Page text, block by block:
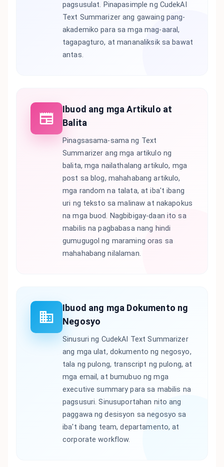
pagsusulat. Pinapasimple ng CudekAI
Text Summarizer ang gawaing pang-
akademiko para sa mga mag-aaral,
tagapagturo, at mananaliksik sa bawat
antas.
Ibuod ang mga Artikulo at
Balita
Pinagsasama-sama ng Text
Summarizer ang mga artikulo ng
balita, mga nailathalang artikulo, mga
post sa blog, mahahabang artikulo,
mga random na talata, at iba't ibang
uri ng teksto sa malinaw at nakapokus
na mga buod. Nagbibigay-daan ito sa
mabilis na pagbabasa nang hindi
gumugugol ng maraming oras sa
mahahabang nilalaman.
Ibuod ang mga Dokumento ng
Negosyo
Sinusuri ng CudekAI Text Summarizer
ang mga ulat, dokumento ng negosyo,
tala ng pulong, transcript ng pulong, at
mga email, at bumubuo ng mga
executive summary para sa mabilis na
pagsusuri. Sinusuportahan nito ang
paggawa ng desisyon sa negosyo sa
iba't ibang team, departamento, at
corporate workflow.